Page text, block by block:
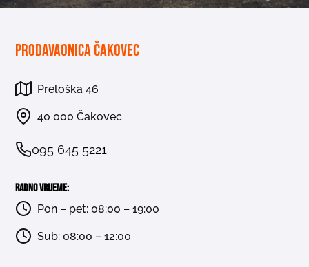
Prodavaonica Čakovec
Preloška 46
40 000 Čakovec
095 645 5221
Radno vrijeme:
Pon – pet: 08:00 – 19:00
Sub: 08:00 – 12:00